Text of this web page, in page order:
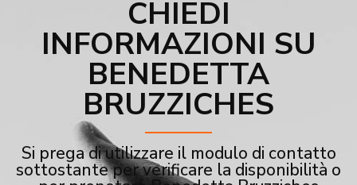
CHIEDI
INFORMAZIONI SU
BENEDETTA
BRUZZICHES
Si prega di utilizzare il modulo di contatto
sottostante per verificare la disponibilità o